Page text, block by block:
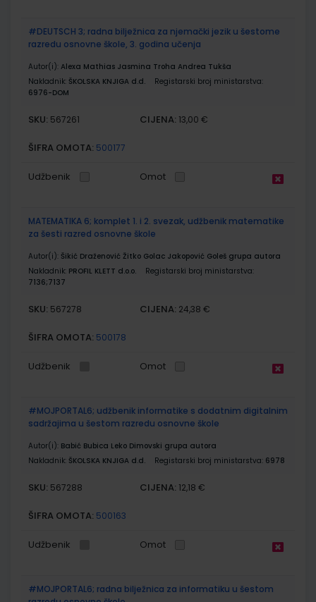
#DEUTSCH 3; radna bilježnica za njemački jezik u šestome
razredu osnovne škole, 3. godina učenja
Autor(i): Alexa Mathias Jasmina Troha Andrea Tukša
Nakladnik: ŠKOLSKA KNJIGA d.d.
Registarski broj ministarstva:
6976-DOM
SKU: 567261 CIJENA: 13,00 €
ŠIFRA OMOTA: 500177
Udžbenik Omot
MATEMATIKA 6; komplet 1. i 2. svezak, udžbenik matematike
za šesti razred osnovne škole
Autor(i): Šikić Draženović Žitko Golac Jakopović Goleš grupa autora
Nakladnik: PROFIL KLETT d.o.o.
Registarski broj ministarstva:
7136;7137
SKU: 567278 CIJENA: 24,38 €
ŠIFRA OMOTA: 500178
Udžbenik Omot
#MOJPORTAL6; udžbenik informatike s dodatnim digitalnim
sadržajima u šestom razredu osnovne škole
Autor(i): Babić Bubica Leko Dimovski grupa autora
Nakladnik: ŠKOLSKA KNJIGA d.d. Registarski broj ministarstva: 6978
SKU: 567288 CIJENA: 12,18 €
ŠIFRA OMOTA: 500163
Udžbenik Omot
#MOJPORTAL6; radna bilježnica za informatiku u šestom